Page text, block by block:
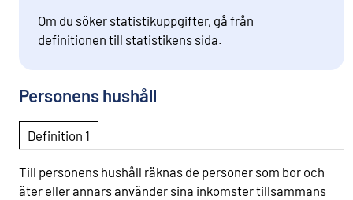
Om du söker statistikuppgifter, gå från
definitionen till statistikens sida.
Personens hushåll
Definition 1
Till personens hushåll räknas de personer som bor och
äter eller annars använder sina inkomster tillsammans